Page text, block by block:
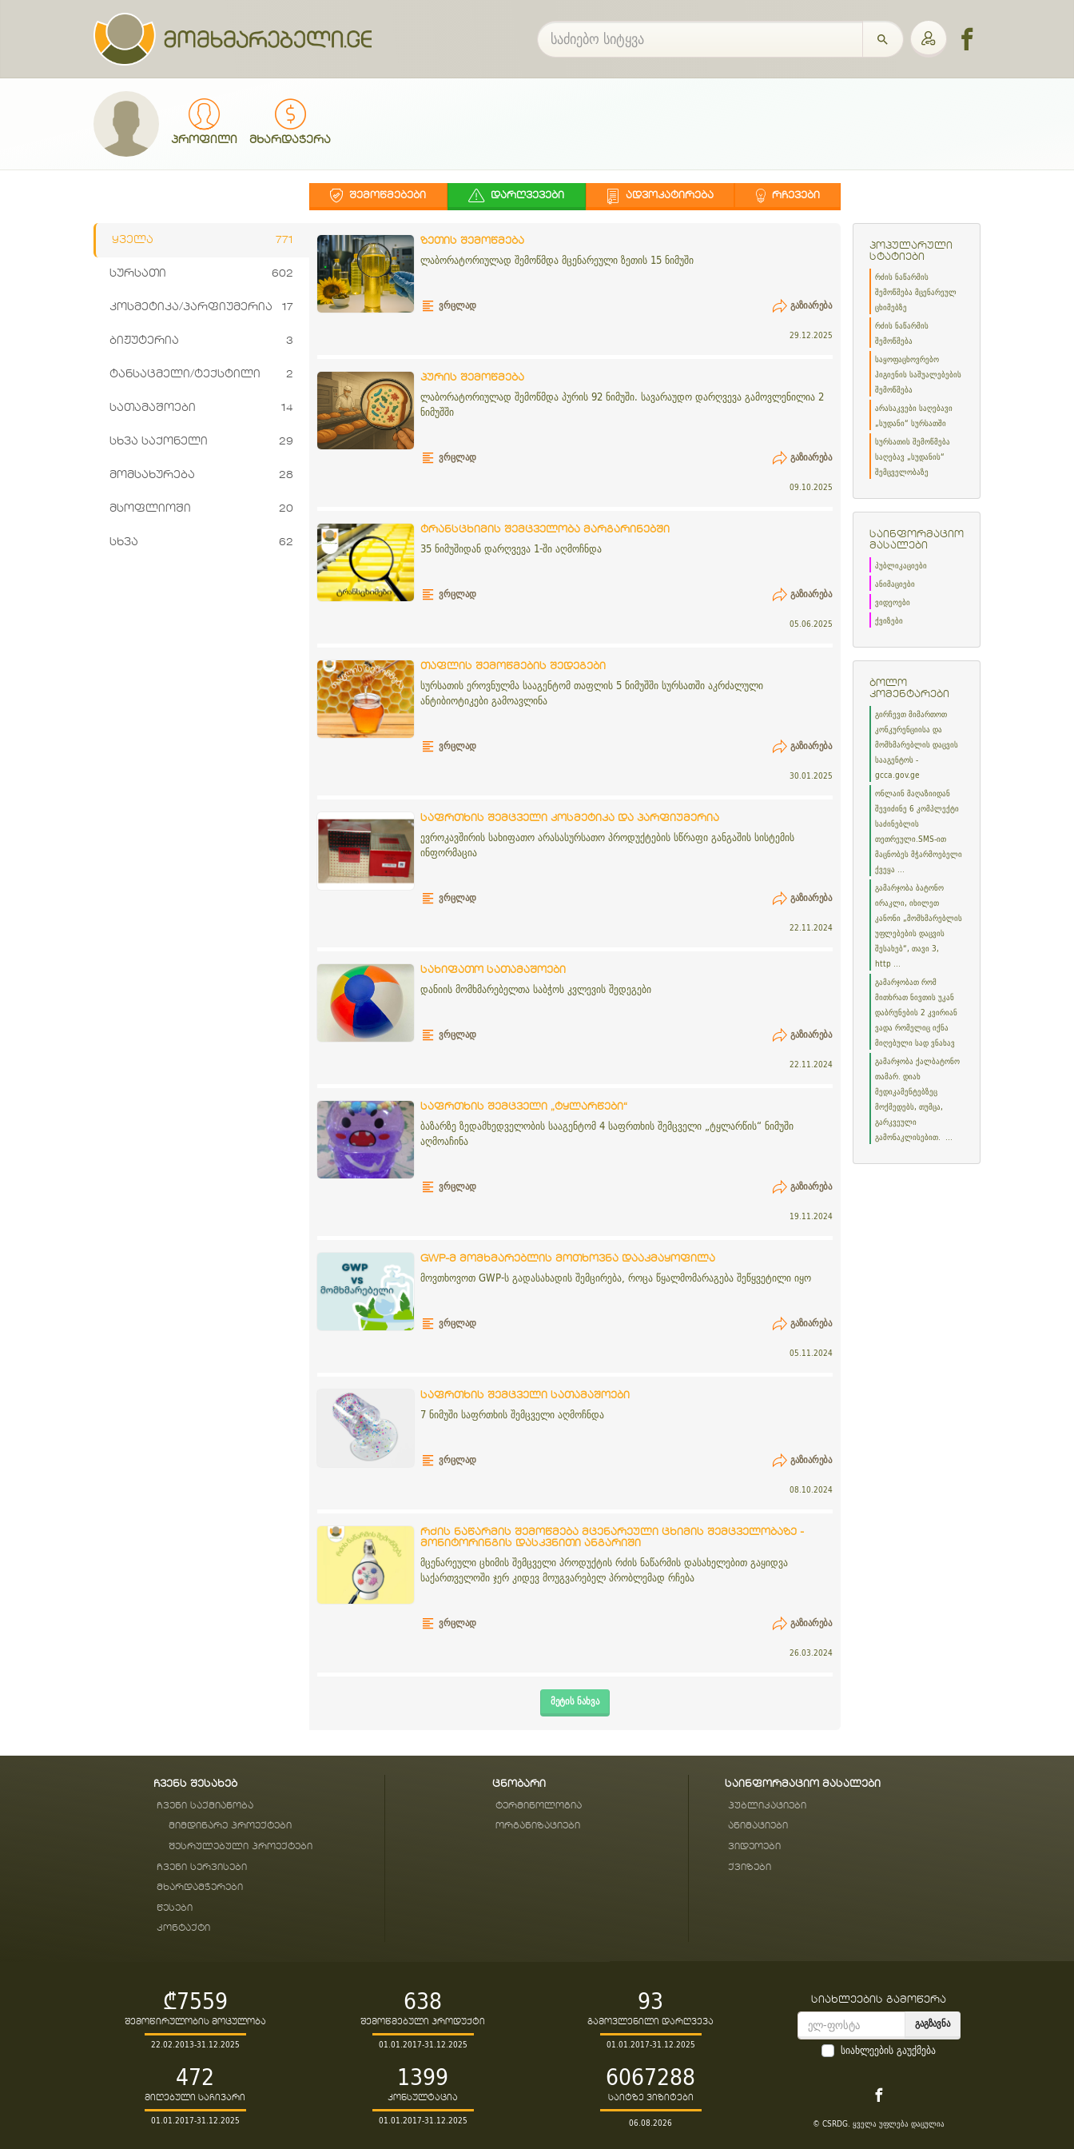
პროფილი მხარდაჭერა
ᲨᲔᲛᲝᲬᲛᲔᲑᲔᲑᲘ ᲓᲐᲠᲦᲕᲔᲕᲔᲑᲘ ᲐᲓᲕᲝᲙᲐᲢᲘᲠᲔᲑᲐ ᲠᲩᲔᲕᲔᲑᲘ
ყველა 771
სურსათი 602
კოსმეტიკა/პარფიუმერია 17
ბიჟუტერია 3
ტანსაცმელი/ტექსტილი 2
სათამაშოები 14
სხვა საქონელი 29
მომსახურება 28
მსოფლიოში 20
სხვა 62
ზეთის შემოწმება
ლაბორატორიულად შემოწმდა მცენარეული ზეთის 15 ნიმუში
ᲕᲠᲪᲚᲐᲓ ᲒᲐᲖᲘᲐᲠᲔᲑᲐ
29.12.2025
პურის შემოწმება
ლაბორატორიულად შემოწმდა პურის 92 ნიმუში. სავარაუდო დარღვევა გამოვლენილია 2
ნიმუშში
ᲕᲠᲪᲚᲐᲓ ᲒᲐᲖᲘᲐᲠᲔᲑᲐ
09.10.2025
ტრანსცხიმის შემცველობა მარგარინებში
35 ნიმუშიდან დარღვევა 1-ში აღმოჩნდა
ᲕᲠᲪᲚᲐᲓ ᲒᲐᲖᲘᲐᲠᲔᲑᲐ
05.06.2025
თაფლის შემოწმების შედეგები
სურსათის ეროვნულმა სააგენტომ თაფლის 5 ნიმუშში სურსათში აკრძალული
ანტიბიოტიკები გამოავლინა
ᲕᲠᲪᲚᲐᲓ ᲒᲐᲖᲘᲐᲠᲔᲑᲐ
30.01.2025
საფრთხის შემცველი კოსმეტიკა და პარფიუმერია
ევროკავშირის სახიფათო არასასურსათო პროდუქტების სწრაფი განგაშის სისტემის
ინფორმაცია
ᲕᲠᲪᲚᲐᲓ ᲒᲐᲖᲘᲐᲠᲔᲑᲐ
22.11.2024
სახიფათო სათამაშოები
დანიის მომხმარებელთა საბჭოს კვლევის შედეგები
ᲕᲠᲪᲚᲐᲓ ᲒᲐᲖᲘᲐᲠᲔᲑᲐ
22.11.2024
საფრთხის შემცველი „ტყლარწები“
ბაზარზე ზედამხედველობის სააგენტომ 4 საფრთხის შემცველი „ტყლარწის“ ნიმუში
აღმოაჩინა
ᲕᲠᲪᲚᲐᲓ ᲒᲐᲖᲘᲐᲠᲔᲑᲐ
19.11.2024
GWP-მ მომხმარებლის მოთხოვნა დააკმაყოფილა
მოვთხოვოთ GWP-ს გადასახადის შემცირება, როცა წყალმომარაგება შეწყვეტილი იყო
ᲕᲠᲪᲚᲐᲓ ᲒᲐᲖᲘᲐᲠᲔᲑᲐ
05.11.2024
საფრთხის შემცველი სათამაშოები
7 ნიმუში საფრთხის შემცველი აღმოჩნდა
ᲕᲠᲪᲚᲐᲓ ᲒᲐᲖᲘᲐᲠᲔᲑᲐ
08.10.2024
რძის ნაწარმის შემოწმება მცენარეული ცხიმის შემცველობაზე -
მონიტორინგის დასკვნითი ანგარიში
მცენარეული ცხიმის შემცველი პროდუქტის რძის ნაწარმის დასახელებით გაყიდვა
საქართველოში ჯერ კიდევ მოუგვარებელ პრობლემად რჩება
ᲕᲠᲪᲚᲐᲓ ᲒᲐᲖᲘᲐᲠᲔᲑᲐ
26.03.2024
ᲛᲔᲢᲘᲡ ᲜᲐᲮᲕᲐ
პოპულარული
სტატიები
რძის ნაწარმის
შემოწმება მცენარეულ
ცხიმებზე
რძის ნაწარმის
შემოწმება
საყოფაცხოვრებო
ჰიგიენის საშუალებების
შემოწმება
არასაკვები საღებავი
„სუდანი“ სურსათში
სურსათის შემოწმება
საღებავ „სუდანის“
შემცველობაზე
საინფორმაციო
მასალები
პუბლიკაციები
ანიმაციები
ვიდეოები
ქვიზები
ბოლო
კომენტარები
გირჩევთ მიმართოთ
კონკურენციისა და
მომხმარებლის დაცვის
სააგენტოს -
gcca.gov.ge
ონლაინ მაღაზიიდან
შევიძინე 6 კომპლექტი
საძინებლის
თეთრეული.SMS-ით
მაცნობეს მჭარმოებელი
ქვეყა ...
გამარჯობა ბატონო
ირაკლი, იხილეთ
კანონი „მომხმარებლის
უფლებების დაცვის
შესახებ“, თავი 3,
http ...
გამარჯობათ რომ
მითხრათ ნივთის უკან
დაბრუნების 2 კვირიან
ვადა რომელიც იქნა
მიღებული სად ვნახავ
გამარჯობა ქალბატონო
თამარ. დიახ
მედიკამენტებზეც
მოქმედებს, თუმცა,
გარკვეული
გამონაკლისებით. ...
ჩვენს შესახებ
ჩვენი საქმიანობა
მიმდინარე პროექტები
შესრულებული პროექტები
ჩვენი სერვისები
მხარდამჭერები
წესები
კონტაქტი
ცნობარი
ტერმინოლოგია
ორგანიზაციები
საინფორმაციო მასალები
პუბლიკაციები
ანიმაციები
ვიდეოები
ქვიზები
₾7559
შემოწირულობის მოცულობა
22.02.2013-31.12.2025
638
შემოწმებული პროდუქტი
01.01.2017-31.12.2025
93
გამოვლენილი დარღვევა
01.01.2017-31.12.2025
472
მიღებული საჩივარი
01.01.2017-31.12.2025
1399
კონსულტაცია
01.01.2017-31.12.2025
6067288
საიტზე ვიზიტები
06.08.2026
სიახლეების გამოწერა
ᲒᲐᲒᲖᲐᲕᲜᲐ
სიახლეების გაუქმება
© CSRDG. ყველა უფლება დაცულია